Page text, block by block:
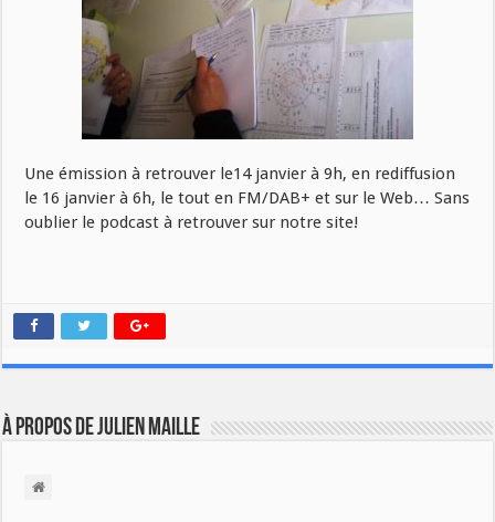
Une émission à retrouver le14 janvier à 9h, en rediffusion
le 16 janvier à 6h, le tout en FM/DAB+ et sur le Web… Sans
oublier le podcast à retrouver sur notre site!
À propos de Julien Maille